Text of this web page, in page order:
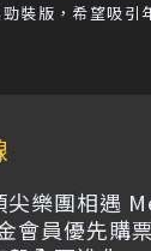
裝版，希望吸引
尖樂團相遇
會員優先購